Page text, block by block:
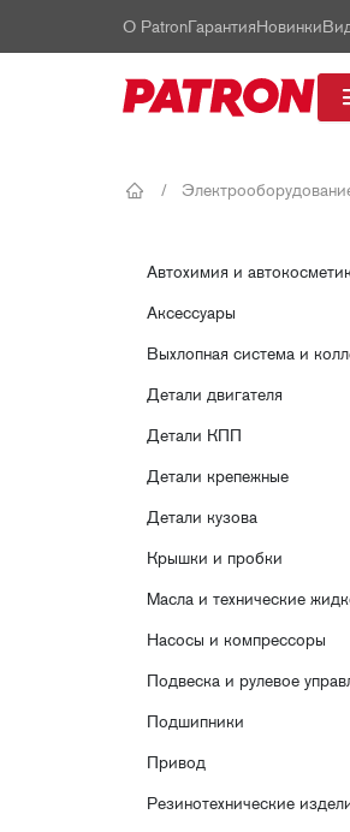
О PatronГарантияНовинки
/
Автохимия и
Аксессуары
Выхлопная система и
Детали двигателя
Детали КПП
Детали крепежные
Детали кузова
Крышки и пробки
Масла и технические
Насосы и компрессоры
Подвеска и рулевое
Подшипники
Привод
Резинотехнические